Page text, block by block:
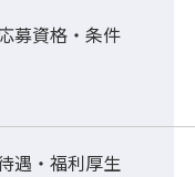
募資格・条件
遇・福利厚生